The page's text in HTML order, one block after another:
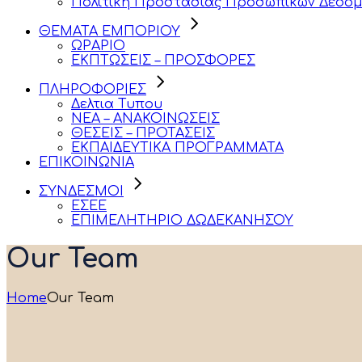
ΘΕΜΑΤΑ ΕΜΠΟΡΙΟΥ
ΩΡΑΡΙΟ
ΕΚΠΤΩΣΕΙΣ – ΠΡΟΣΦΟΡΕΣ
ΠΛΗΡΟΦΟΡΙΕΣ
Δελτια Τυπου
ΝΕΑ – ΑΝΑΚΟΙΝΩΣΕΙΣ
ΘΕΣΕΙΣ – ΠΡΟΤΑΣΕΙΣ
ΕΚΠΑΙΔΕΥΤΙΚΑ ΠΡΟΓΡΑΜΜΑΤΑ
ΕΠΙΚΟΙΝΩΝΙΑ
ΣΥΝΔΕΣΜΟΙ
ΕΣΕΕ
ΕΠΙΜΕΛΗΤΗΡΙΟ ΔΩΔΕΚΑΝΗΣΟΥ
Our Team
HomeOur Team